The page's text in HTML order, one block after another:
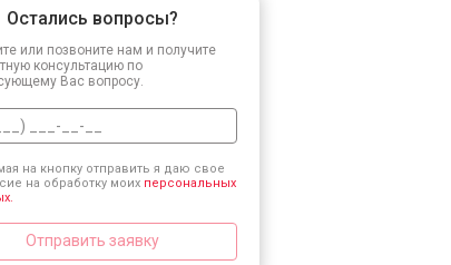
Остались вопросы?
или позвоните нам и получите
консультацию по
Вас вопросу.
на кнопку отправить я даю свое
на обработку моих персональных
Отправить заявку